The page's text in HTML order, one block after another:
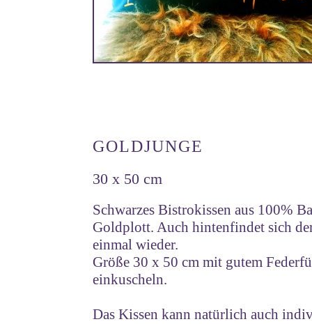
GOLDJUNGE
30 x 50 cm
Schwarzes Bistrokissen aus 100%
Goldplott. Auch hintenfindet sich
einmal wieder.
Größe 30 x 50 cm mit gutem
einkuscheln.
Das Kissen kann natürlich auch